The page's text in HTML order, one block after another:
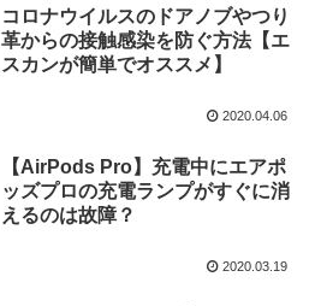
コロナウイルスのドアノブやつり
革からの接触感染を防ぐ方法【エ
スカンが簡単でオススメ】
2020.04.06
【AirPods Pro】充電中にエアポ
ッズプロの充電ランプがすぐに消
えるのは故障？
2020.03.19